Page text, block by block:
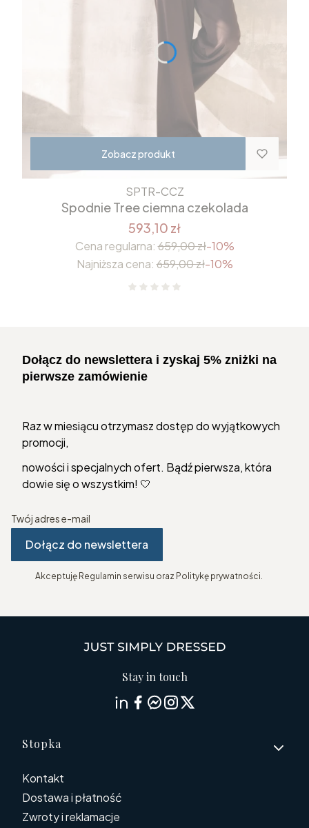
Zobacz produkt
SPTR-CCZ
Spodnie Tree ciemna czekolada
593,10 zł
Cena regularna: 659,00 zł-10%
Najniższa cena: 659,00 zł-10%
Dołącz do newslettera i zyskaj 5% zniżki na
pierwsze zamówienie
Raz w miesiącu otrzymasz dostęp do wyjątkowych
promocji,
nowości i specjalnych ofert. Bądź pierwsza, która
dowie się o wszystkim! 🤍
Twój adres e-mail
Dołącz do newslettera
Akceptuję Regulamin serwisu oraz Politykę prywatności.
Stay in touch
Linki w stopce
Stopka
Kontakt
Dostawa i płatność
Zwroty i reklamacje